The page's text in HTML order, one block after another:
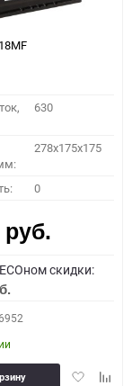
630
278x175x175
0
руб.
скидки:
Добавить